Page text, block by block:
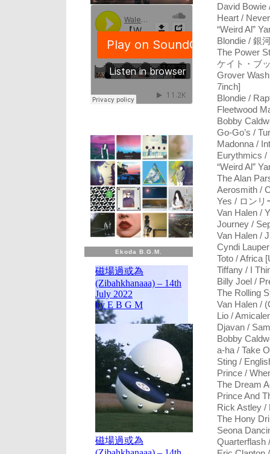
David Bowie
Heart /
“Weird Al”
Blondie / 銀
The Power
ケイト・ブ
Grover
7inch]
Blondie /
Fleetwood
Bobby
Go-Go’s /
Madonna /
Eurythmics /
“Weird Al”
The Alan
Aerosmith /
Yes / ロンリ
Van Halen /
Journey /
Van Halen /
Cyndi
Toto / Africa
Tiffany / I
Billy Joel /
The Rolling
Van Halen /
Lio /
Djavan /
Bobby
a-ha / Take
Sting /
Prince /
The Dream
Prince And
Rick Astley /
The Hony
Seona
Quarterflash
Ekoda B.G.M.